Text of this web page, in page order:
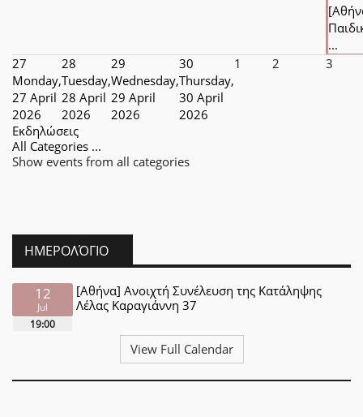
...
27
Monday,
27 April
2026
28
Tuesday,
28 April
2026
29
Wednesday,
29 April
2026
30
Thursday,
30 April
2026
1 2 3
Εκδηλώσεις
All Categories ...
Show events from all categories
ΗΜΕΡΟΛΌΓΙΟ
12
Jul
19:00
[Αθήνα] Ανοιχτή Συνέλευση της Κατάληψης
Λέλας Καραγιάννη 37
View Full Calendar